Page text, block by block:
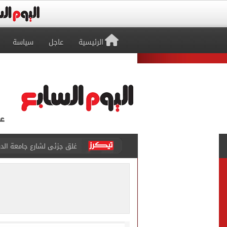
الرئيسية عاجل سياسة
غلق جزئى لشارع جامعة الدول
عمرو دياب يدخل موسوعة جينيس
أسعار الذهب في مصر تتراجع.. وعيار 21